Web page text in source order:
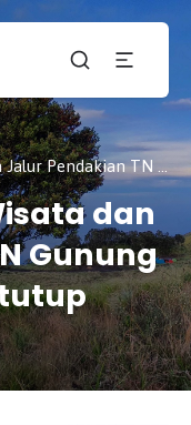
Gunung Merbabu Masih Ditutup
dan
Gunung